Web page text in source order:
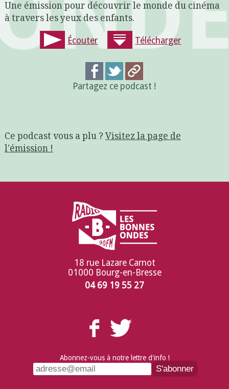
Une émission pour découvrir le monde du cinéma
à travers les yeux des enfants.
Écouter Télécharger
Partagez ce podcast !
Ce podcast vous a plu ? Visitez la page de
l'émission !
18 rue Lazare Carnot
01000 Bourg-en-Bresse
04 69 19 55 27
Abonnez-vous à notre lettre d'info !